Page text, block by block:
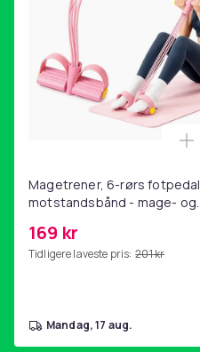
Magetrener, 6-rørs fotpedal
motstandsbånd - mage- og
hjemmegymnastikk Pink
169 kr
Tidligere laveste pris: 201 kr
mandag, 17 aug.